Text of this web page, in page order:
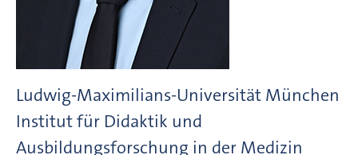
Ludwig-Maximilians-Universität München
Institut für Didaktik und
Ausbildungsforschung in der Medizin